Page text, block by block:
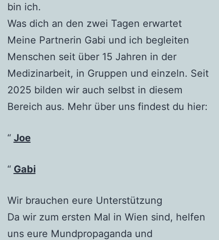
bin ich.
Was dich an den zwei Tagen erwartet
Meine Partnerin Gabi und ich begleiten
Menschen seit über 15 Jahren in der
Medizinarbeit, in Gruppen und einzeln. Seit
2025 bilden wir auch selbst in diesem
Bereich aus. Mehr über uns findest du hier:
Joe
Gabi
Wir brauchen eure Unterstützung
Da wir zum ersten Mal in Wien sind, helfen
uns eure Mundpropaganda und